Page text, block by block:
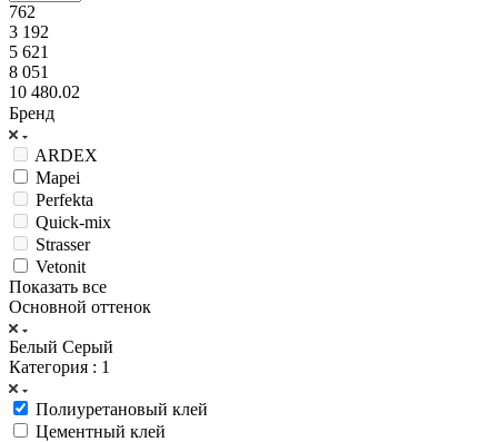
762
3 192
5 621
8 051
10 480.02
Бренд
ARDEX
Mapei
Perfekta
Quick-mix
Strasser
Vetonit
Показать все
Основной оттенок
Белый Серый
Категория : 1
Полиуретановый клей
Цементный клей